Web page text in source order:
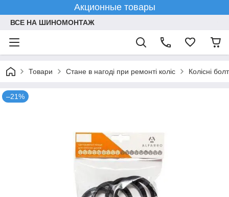
Акционные товары
ВСЕ НА ШИНОМОНТАЖ
Товари Стане в нагоді при ремонті коліс Колісні
–21%